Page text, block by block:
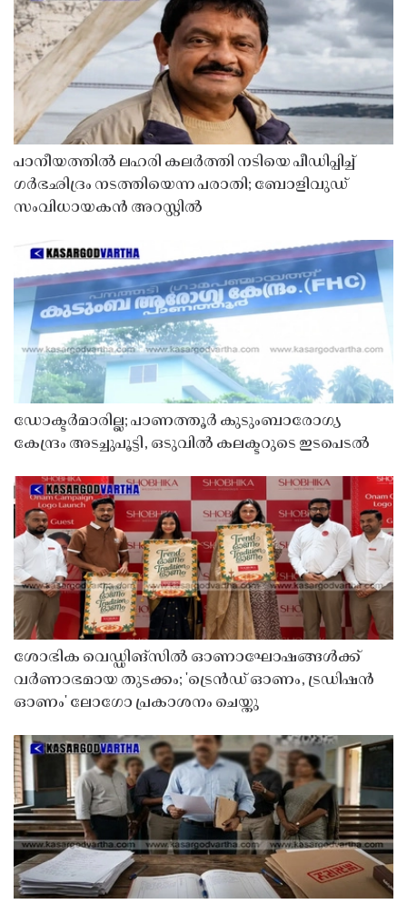
പാനീയത്തിൽ ലഹരി കലർത്തി നടിയെ പീഡിപ്പിച്ച്
ഗർഭഛിദ്രം നടത്തിയെന്ന പരാതി; ബോളിവുഡ്
സംവിധായകൻ അറസ്റ്റിൽ
ഡോക്ടർമാരില്ല; പാണത്തൂർ കുടുംബാരോഗ്യ
കേന്ദ്രം അടച്ചുപൂട്ടി, ഒടുവിൽ കലക്ടറുടെ ഇടപെടൽ
ശോഭിക വെഡ്ഡിങ്സിൽ ഓണാഘോഷങ്ങൾക്ക്
വർണാഭമായ തുടക്കം; 'ട്രെൻഡ് ഓണം, ട്രഡിഷൻ
ഓണം' ലോഗോ പ്രകാശനം ചെയ്തു